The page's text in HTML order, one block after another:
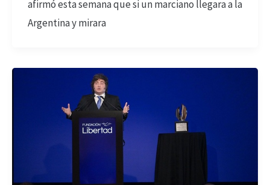
afirmó esta semana que si un marciano llegara a la
Argentina y mirara